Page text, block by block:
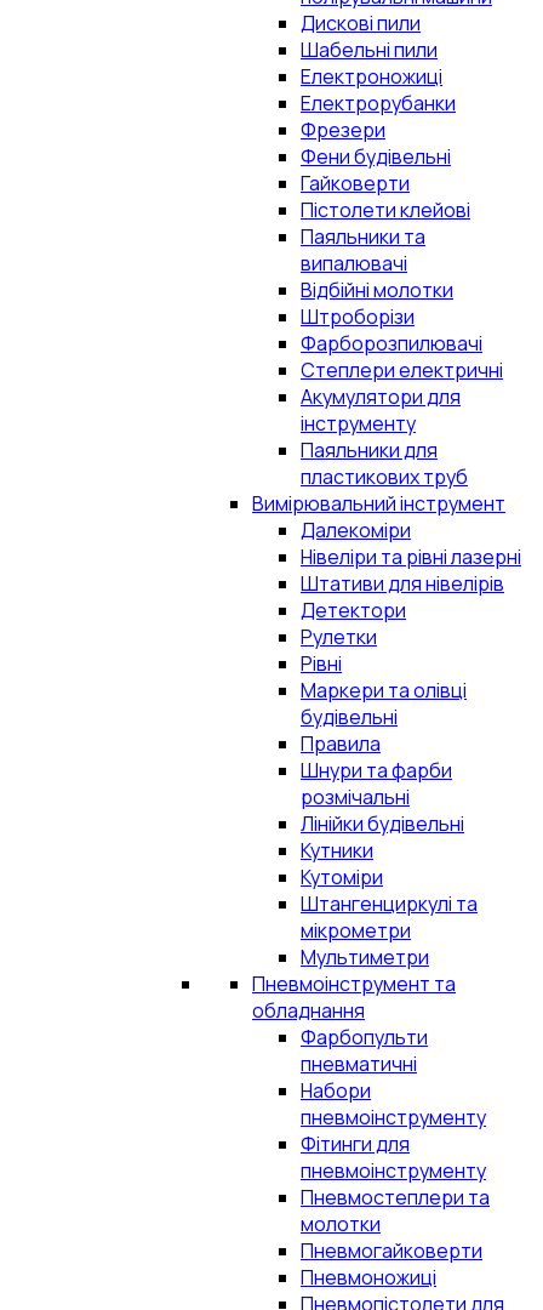
Дискові пили
Шабельні пили
Електроножиці
Електрорубанки
Фрезери
Фени будівельні
Гайковерти
Пістолети клейові
Паяльники та
випалювачі
Відбійні молотки
Штроборізи
Фарборозпилювачі
Степлери електричні
Акумулятори для
інструменту
Паяльники для
пластикових труб
Вимірювальний інструмент
Далекоміри
Нівеліри та рівні лазерні
Штативи для нівелірів
Детектори
Рулетки
Рівні
Маркери та олівці
будівельні
Правила
Шнури та фарби
розмічальні
Лінійки будівельні
Кутники
Кутоміри
Штангенциркулі та
мікрометри
Мультиметри
Пневмоінструмент та
обладнання
Фарбопульти
пневматичні
Набори
пневмоінструменту
Фітинги для
пневмоінструменту
Пневмостеплери та
молотки
Пневмогайковерти
Пневмоножиці
Пневмопістолети для